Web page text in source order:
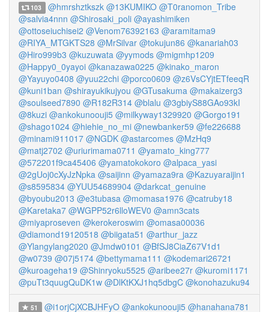
103 @hmrshztkszk @13KUMIKO @T0ranomon_Tribe
@salvia4nnn @Shirosaki_poli @ayashimiken
@ottoseiuchisei2 @Venom76392163 @aramitama9
@RIYA_MTGKTS28 @MrSilvar @tokujun86 @kanariah03
@Hiro999b3 @kuzuwata @yymods @migmhp1209
@Happy0_0yayoi @kanazawa0225 @kinako_maron
@Yayuyo0408 @yuu22chi @porco0609 @z6VsCYjtETfeeqR
@kuni1ban @shirayukikujyou @GTusakuma @makaizerg3
@soulseed7890 @R182R314 @blalu @3gbiyS88GAo93kI
@8kuzi @ankokunoouji5 @milkyway1329920 @Gorgo191
@shago1024 @hiehie_no_mi @newbanker59 @fe226688
@minami911017 @NGDK @astarcomes @MzHq9
@matj2702 @uriurimama0711 @yamato_king777
@572201f9ca45406 @yamatokokoro @alpaca_yasi
@2gUoj0cXyJzNpka @saijinn @yamaza9ra @Kazuyaraijin1
@s8595834 @YUU54689904 @darkcat_genuine
@byoubu2013 @e3tubasa @momasa1976 @catruby18
@Karetaka7 @WGPP52r6lloWEV0 @amn3cats
@miyaproseven @kerokeroswim @omasa00036
@diamond19120518 @biigata51 @arthur_jazz
@Ylangylang2020 @Jmdw0101 @BfSJ8CiaZ67V1d1
@w0739 @07j5174 @bettymama111 @kodemari26721
@kuroageha19 @Shinryoku5525 @aribee27r @kuromi1171
@puTt3quugQuDK1w @DlKtKXJ1hq5dbgC @konohazuku94
51 @i1orjCjXCBJHFyO @ankokunoouji5 @hanahana781